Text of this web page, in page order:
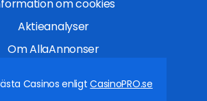
om cookies
Aktieanalyser
Om AllaAnnonser
Casinos enligtCasinoPRO.se